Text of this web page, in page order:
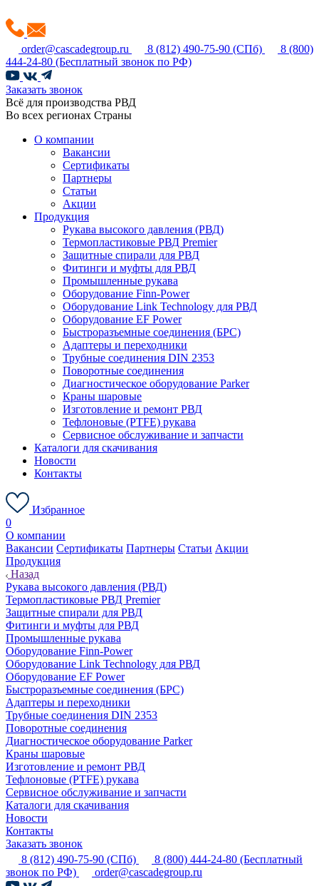
order@cascadegroup.ru 8 (812) 490-75-90 (СПб)
8 (800)
444-24-80 (Бесплатный звонок по РФ)
Заказать звонок
Всё для производства РВД
Во всех регионах Страны
О компании
Вакансии
Сертификаты
Партнеры
Статьи
Акции
Продукция
Рукава высокого давления (РВД)
Термопластиковые РВД Premier
Защитные спирали для РВД
Фитинги и муфты для РВД
Промышленные рукава
Оборудование Finn-Power
Оборудование Link Technology для РВД
Оборудование EF Power
Быстроразъемные соединения (БРС)
Адаптеры и переходники
Трубные соединения DIN 2353
Поворотные соединения
Диагностическое оборудование Parker
Краны шаровые
Изготовление и ремонт РВД
Тефлоновые (PTFE) рукава
Сервисное обслуживание и запчасти
Каталоги для скачивания
Новости
Контакты
Избранное
0
О компании
Вакансии Сертификаты Партнеры Статьи Акции
Продукция
Назад
Рукава высокого давления (РВД)
Термопластиковые РВД Premier
Защитные спирали для РВД
Фитинги и муфты для РВД
Промышленные рукава
Оборудование Finn-Power
Оборудование Link Technology для РВД
Оборудование EF Power
Быстроразъемные соединения (БРС)
Адаптеры и переходники
Трубные соединения DIN 2353
Поворотные соединения
Диагностическое оборудование Parker
Краны шаровые
Изготовление и ремонт РВД
Тефлоновые (PTFE) рукава
Сервисное обслуживание и запчасти
Каталоги для скачивания
Новости
Контакты
Заказать звонок
8 (812) 490-75-90 (СПб) 8 (800) 444-24-80 (Бесплатный
звонок по РФ)
order@cascadegroup.ru